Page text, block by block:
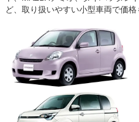
新入社員用のリース車の納車が
予定でフィットを借りました。営
営業所など遠方で利用することが
望。新車ではないということで心
た。しかも万が一のときのロード
間中安心して利用できました。 （
営業車が事故で使えなくなったた
てもらえて助かりました。ナビ・
結局3ヶ月ほど延長延長で利用さ
川、姫路方面までよく走るとい
ど、取り扱いやすい小型車両で価格